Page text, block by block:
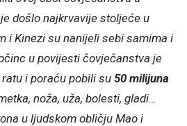
došlo najkrvavije stoljeće u
i Kinezi su nanijeli sebi samima i
u povijesti čovječanstva je
i poraću pobili su 50 milijuna
noža, uža, bolesti, gladi…
u ljudskom obličju Mao i